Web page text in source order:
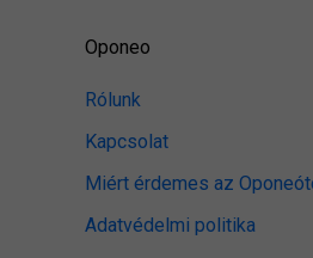
Oponeo
Rólunk
Kapcsolat
Miért érdemes az
Adatvédelmi politika